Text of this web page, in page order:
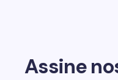
Assine